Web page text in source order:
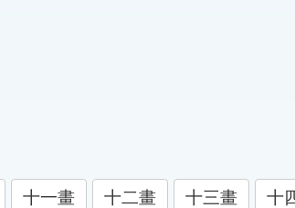
十一畫 十二畫 十三畫 十